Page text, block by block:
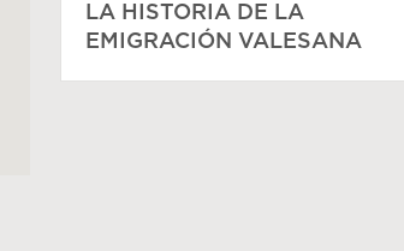
LA HISTORIA DE LA
EMIGRACIÓN VALESANA